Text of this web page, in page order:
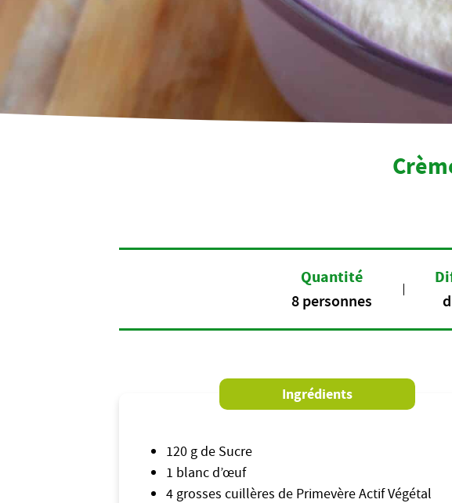
Quantité
8 personnes
Ingrédients
120 g de Sucre
1 blanc d’œuf
4 grosses cuillères de Primevère Actif Végétal